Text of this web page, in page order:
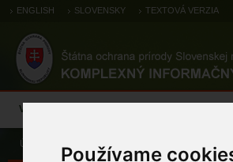
Používame
ENGLISH SLOVENSKY TEXTOVÁ VERZIA
Výsledky monitoringu
Úvod